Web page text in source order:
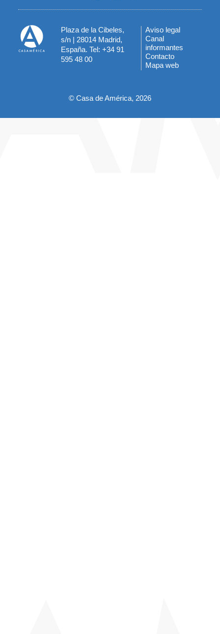
Plaza de la Cibeles,
s/n | 28014 Madrid,
España. Tel: +34 91
595 48 00
Menú
del
pie
Aviso legal
Canal
informantes
Contacto
Mapa web
© Casa de América, 2026